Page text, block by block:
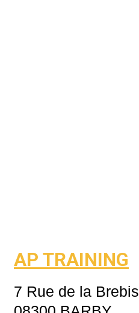
AP TRAINING
7 Rue de la Brebis